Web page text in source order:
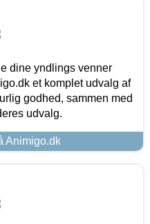
dine yndlings venner
et komplet udvalg af
godhed, sammen med
udvalg.
Animigo.dk